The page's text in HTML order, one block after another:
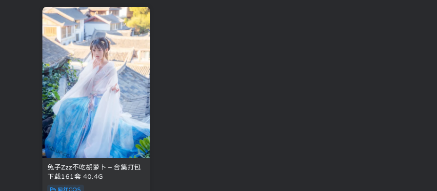
兔子Zzz不吃胡萝卜 – 合集打包
下载161套 40.4G